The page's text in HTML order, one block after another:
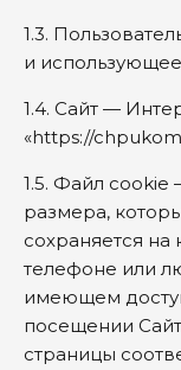
1.3.
и
1.4. Сайт —
«https://
1.5. Файл
размера,
сохраняется
телефоне или
имеющем
посещении
страницы